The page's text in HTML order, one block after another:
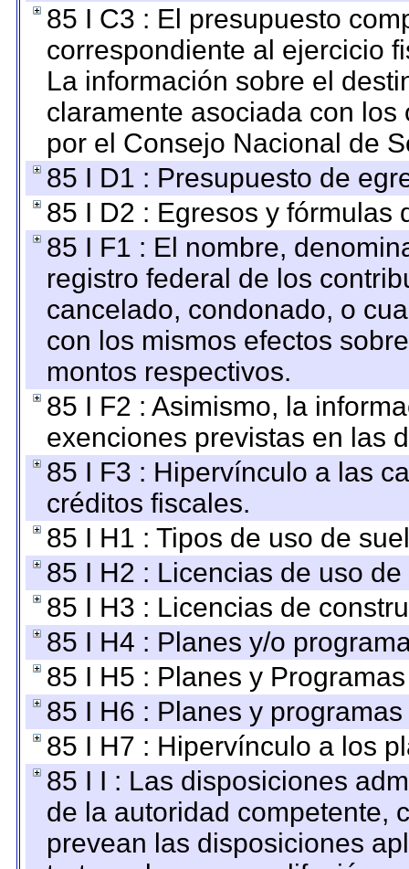
85 I C3 : El presupuesto
correspondiente al ejercicio
La información sobre el
claramente asociada con
por el Consejo Nacional de
85 I D1 : Presupuesto de
85 I D2 : Egresos y fórmulas
85 I F1 : El nombre,
registro federal de los
cancelado, condonado, o
con los mismos efectos
montos respectivos.
85 I F2 : Asimismo, la
exenciones previstas en las
85 I F3 : Hipervínculo a las
créditos fiscales.
85 I H1 : Tipos de uso de
85 I H2 : Licencias de uso
85 I H3 : Licencias de
85 I H4 : Planes y/o
85 I H5 : Planes y
85 I H6 : Planes y
85 I H7 : Hipervínculo a los
85 I I : Las disposiciones
de la autoridad competente,
prevean las disposiciones